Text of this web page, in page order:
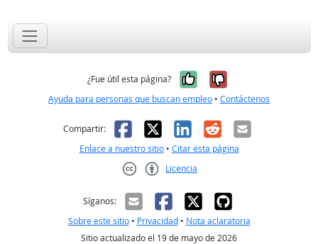
¿Fue útil esta página? Sí, fue útil
No, no fue
Ayuda para personas que buscan empleo • Contáctenos
Compartir: Facebook
X LinkedIn
RedditCorreo
Enlace a nuestro sitio• Citar esta página
Licencia
Síganos:
Sobre este sitio• Privacidad• Nota aclaratoria
Sitio actualizado el 19 de mayo de 2026